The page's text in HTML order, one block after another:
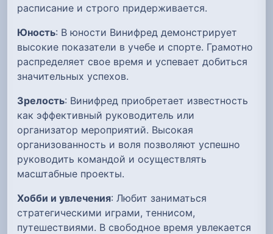
расписание и строго придерживается.
Юность: В юности Винифред демонстрирует
высокие показатели в учебе и спорте. Грамотно
распределяет свое время и успевает добиться
значительных успехов.
Зрелость: Винифред приобретает известность
как эффективный руководитель или
организатор мероприятий. Высокая
организованность и воля позволяют успешно
руководить командой и осуществлять
масштабные проекты.
Хобби и увлечения: Любит заниматься
стратегическими играми, теннисом,
путешествиями. В свободное время увлекается